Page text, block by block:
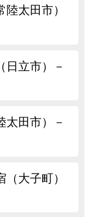
太田市）
日立市）－
太田市）－
大子町）